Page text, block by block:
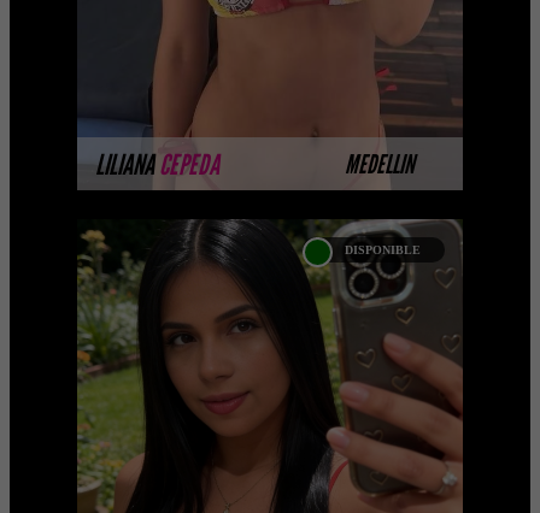
LILIANACEPEDA MEDELLIN
MÁS INFORMACIÓN
DISPONIBLE
TESSA OCAMPO -
CATALOGO PLATINO
Próximamente.... Algunas de nuestras
modelos aún no tienen imágenes
disponibles en la web porque están
completando su sesión ...